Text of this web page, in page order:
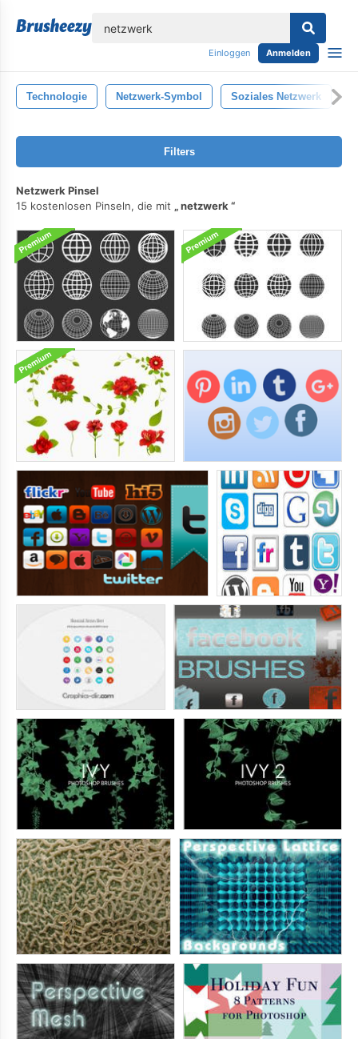
Einloggen Anmelden
Technologie Netzwerk-Symbol Soziales Netzwerk
Filters
Netzwerk Pinsel
15 kostenlosen Pinseln, die mit
netzwerk